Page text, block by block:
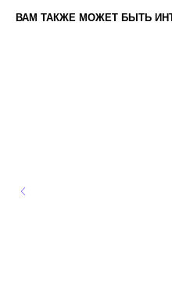
ВАМ ТАКЖЕ МОЖЕТ БЫТЬ